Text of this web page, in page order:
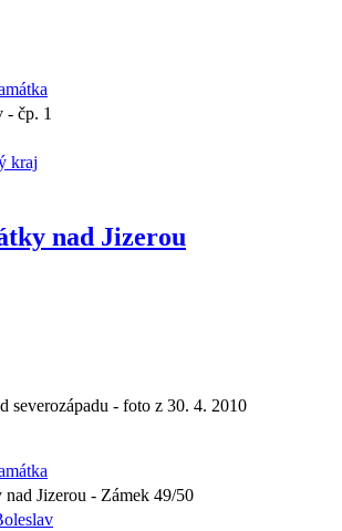
- čp. 1
kraj
nad Jizerou
severozápadu - foto z 30. 4. 2010
nad Jizerou - Zámek 49/50